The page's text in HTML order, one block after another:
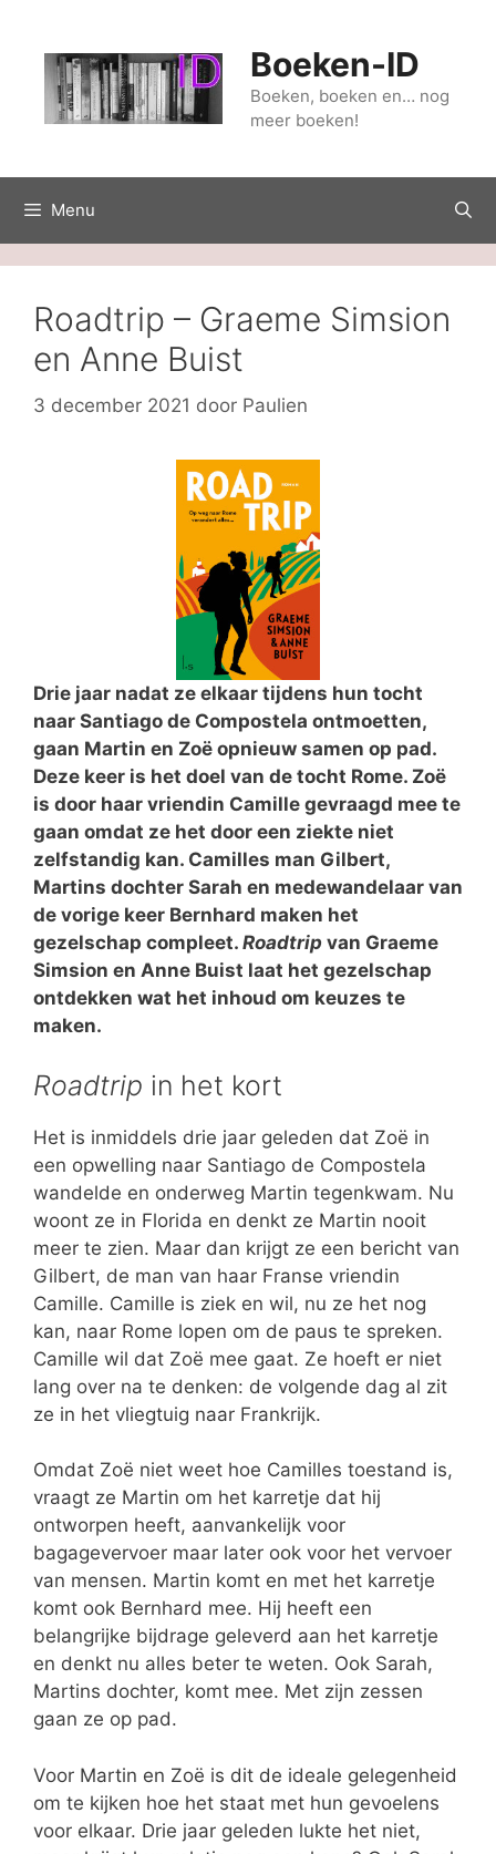
inhoud
Boeken-ID
Boeken, boeken en… nog
meer boeken!
Menu
Roadtrip – Graeme Simsion
en Anne Buist
3 december 2021 door Paulien
Drie jaar nadat ze elkaar tijdens hun tocht
naar Santiago de Compostela ontmoetten,
gaan Martin en Zoë opnieuw samen op pad.
Deze keer is het doel van de tocht Rome. Zoë
is door haar vriendin Camille gevraagd mee te
gaan omdat ze het door een ziekte niet
zelfstandig kan. Camilles man Gilbert,
Martins dochter Sarah en medewandelaar van
de vorige keer Bernhard maken het
gezelschap compleet. Roadtrip van Graeme
Simsion en Anne Buist laat het gezelschap
ontdekken wat het inhoud om keuzes te
maken.
Roadtrip in het kort
Het is inmiddels drie jaar geleden dat Zoë in
een opwelling naar Santiago de Compostela
wandelde en onderweg Martin tegenkwam. Nu
woont ze in Florida en denkt ze Martin nooit
meer te zien. Maar dan krijgt ze een bericht van
Gilbert, de man van haar Franse vriendin
Camille. Camille is ziek en wil, nu ze het nog
kan, naar Rome lopen om de paus te spreken.
Camille wil dat Zoë mee gaat. Ze hoeft er niet
lang over na te denken: de volgende dag al zit
ze in het vliegtuig naar Frankrijk.
Omdat Zoë niet weet hoe Camilles toestand is,
vraagt ze Martin om het karretje dat hij
ontworpen heeft, aanvankelijk voor
bagagevervoer maar later ook voor het vervoer
van mensen. Martin komt en met het karretje
komt ook Bernhard mee. Hij heeft een
belangrijke bijdrage geleverd aan het karretje
en denkt nu alles beter te weten. Ook Sarah,
Martins dochter, komt mee. Met zijn zessen
gaan ze op pad.
Voor Martin en Zoë is dit de ideale gelegenheid
om te kijken hoe het staat met hun gevoelens
voor elkaar. Drie jaar geleden lukte het niet,